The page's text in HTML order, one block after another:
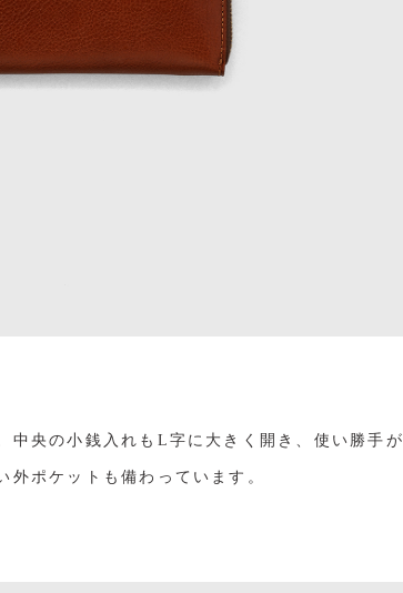
中央の小銭入れもL字に大きく開き、使い勝手が
外ポケットも備わっています。